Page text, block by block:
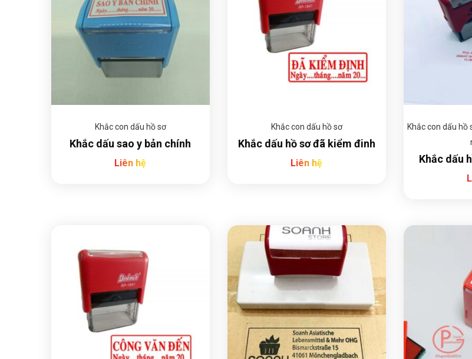
Khắc con dấu hồ sơ
Khắc dấu sao y bản chính
Liên hệ
Khắc con dấu hồ sơ
Khắc dấu hồ sơ đã kiểm đinh
Liên hệ
Khắc con dấu hồ
Khắc dấu